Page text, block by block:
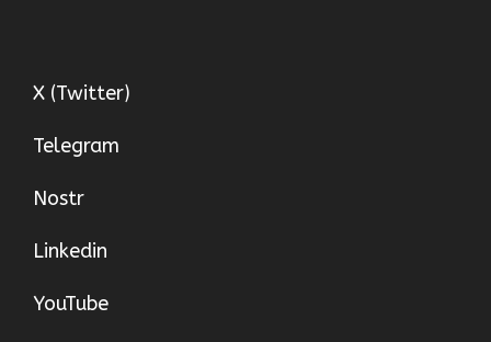
X (Twitter)
Telegram
Nostr
Linkedin
YouTube